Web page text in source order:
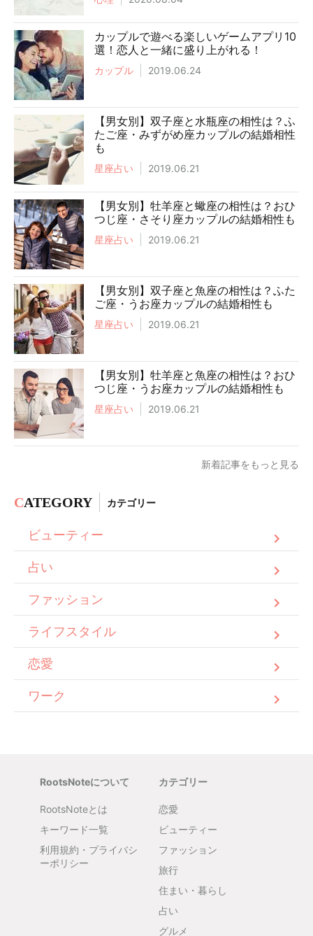
カップルで遊べる楽しいゲームアプリ10
選！恋人と一緒に盛り上がれる！
カップル 2019.06.24
【男女別】双子座と水瓶座の相性は？ふ
たご座・みずがめ座カップルの結婚相性
も
星座占い 2019.06.21
【男女別】牡羊座と蠍座の相性は？おひ
つじ座・さそり座カップルの結婚相性も
星座占い 2019.06.21
【男女別】双子座と魚座の相性は？ふた
ご座・うお座カップルの結婚相性も
星座占い 2019.06.21
【男女別】牡羊座と魚座の相性は？おひ
つじ座・うお座カップルの結婚相性も
星座占い 2019.06.21
新着記事をもっと見る
CATEGORY カテゴリー
ビューティー
占い
ファッション
ライフスタイル
恋愛
ワーク
RootsNoteについて
RootsNoteとは
キーワード一覧
利用規約・プライバシ
ーポリシー
カテゴリー
恋愛
ビューティー
ファッション
旅行
住まい・暮らし
占い
グルメ